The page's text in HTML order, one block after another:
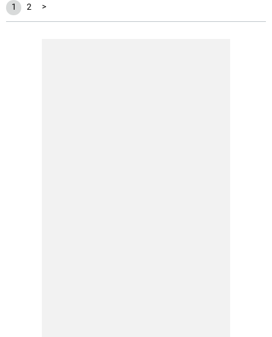
1 2 >